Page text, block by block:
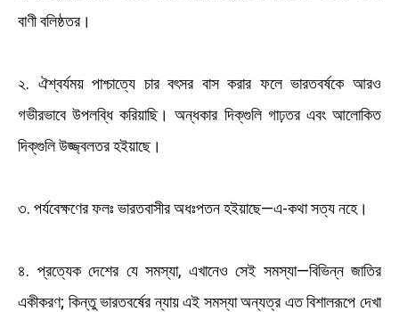
বাণী বলিষ্ঠতর।
২. ঐশ্বর্যময় পাশ্চাত্যে চার বৎসর বাস করার ফলে ভারতবর্ষকে আরও
গভীরভাবে উপলব্ধি করিয়াছি। অন্ধকার দিক্‌গুলি গাঢ়তর এবং আলোকিত
দিক্‌গুলি উজ্জ্বলতর হইয়াছে।
৩. পর্যবেক্ষণের ফলঃ ভারতবাসীর অধঃপতন হইয়াছে—এ-কথা সত্য নহে।
৪. প্রত্যেক দেশের যে সমস্যা, এখানেও সেই সমস্যা—বিভিন্ন জাতির
একীকরণ; কিন্তু ভারতবর্ষের ন্যায় এই সমস্যা অন্যত্র এত বিশালরূপে দেখা